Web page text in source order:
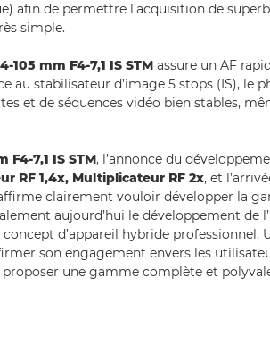
afin de permettre l’acquisition de
simple.
105 mm F4-7,1 IS STM assure un AF
au stabilisateur d’image 5 stops (IS), le
et de séquences vidéo bien stables,
F4-7,1 IS STM, l’annonce du
RF 1,4x, Multiplicateur RF 2x, et
clairement vouloir développer la
aujourd’hui le développement de l’
d’appareil hybride professionnel.
son engagement envers les
une gamme complète et